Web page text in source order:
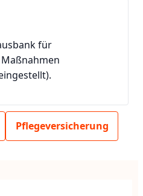
für
Pflegeversicherung